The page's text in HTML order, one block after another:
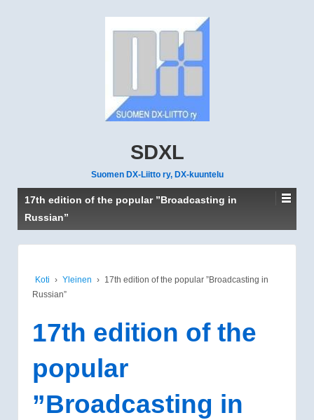
SDXL
Suomen DX-Liitto ry, DX-kuuntelu
17th edition of the popular ”Broadcasting in
Russian”
Koti › Yleinen › 17th edition of the popular ”Broadcasting in
Russian”
17th edition of the
popular
”Broadcasting in